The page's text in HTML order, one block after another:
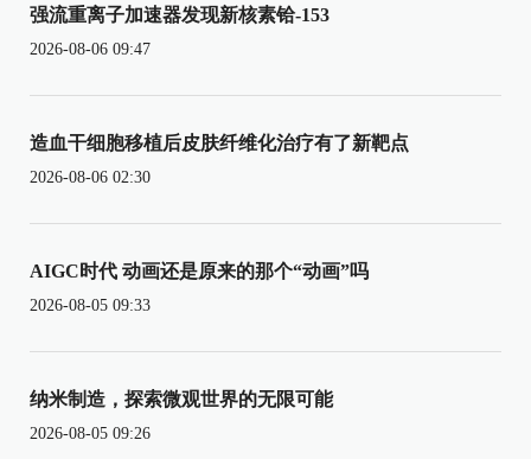
强流重离子加速器发现新核素铪-153
2026-08-06 09:47
造血干细胞移植后皮肤纤维化治疗有了新靶点
2026-08-06 02:30
AIGC时代 动画还是原来的那个“动画”吗
2026-08-05 09:33
纳米制造，探索微观世界的无限可能
2026-08-05 09:26